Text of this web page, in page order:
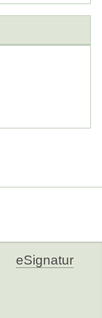
eSignatur